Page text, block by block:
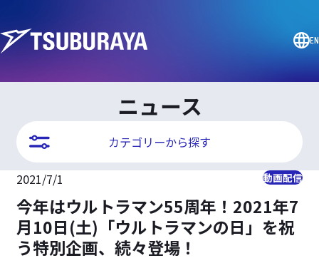
EN
ニュース
カテゴリーから探す
2021/7/1 動画配信
今年はウルトラマン55周年！2021年7
月10日(土)「ウルトラマンの日」を祝
う特別企画、続々登場！